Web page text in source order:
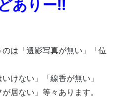
ありー!!
は「遺影写真が無い」「位
けない」「線香が無い」
居ない」等々あります。